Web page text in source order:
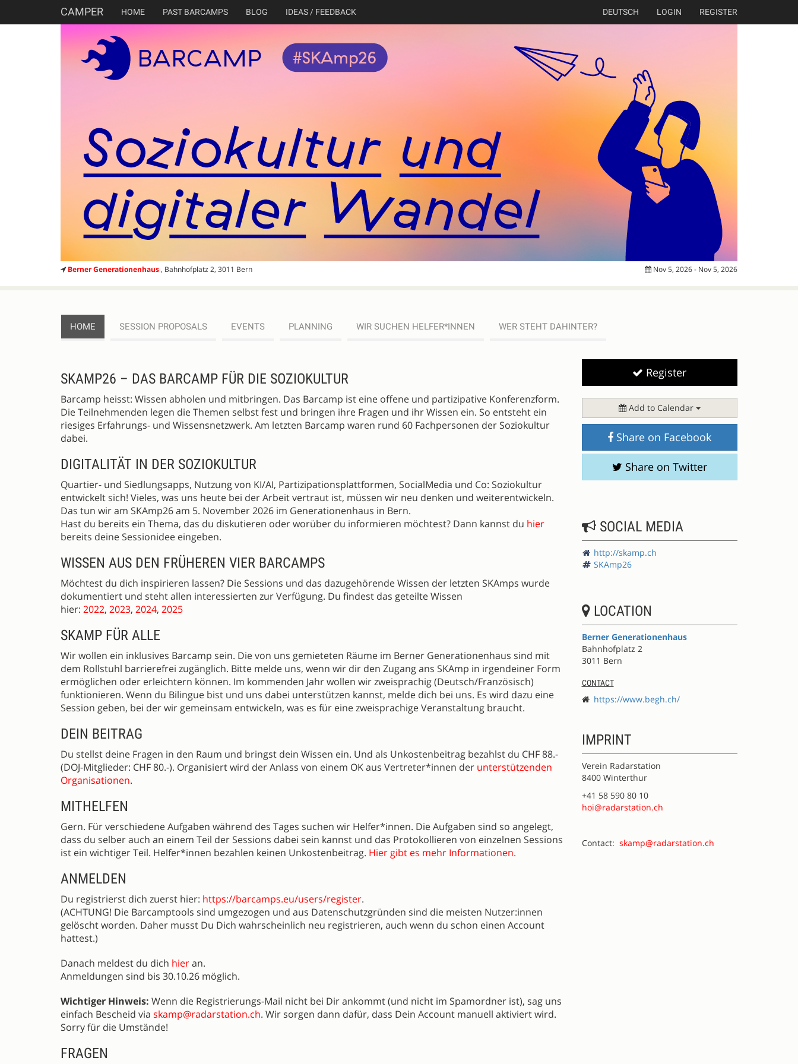
CAMPER HOME PAST BARCAMPS BLOG IDEAS / FEEDBACK DEUTSCH LOGIN REGISTER
Berner Generationenhaus, Bahnhofplatz 2, 3011 Bern Nov 5, 2026 - Nov 5, 2026
HOME SESSION PROPOSALS EVENTS PLANNING WIR SUCHEN HELFER*INNEN WER STEHT DAHINTER?
DESCRIPTION
SKAMP26 – DAS BARCAMP FÜR DIE SOZIOKULTUR
Barcamp heisst: Wissen abholen und mitbringen. Das Barcamp ist eine offene und partizipative Konferenzform.
Die Teilnehmenden legen die Themen selbst fest und bringen ihre Fragen und ihr Wissen ein. So entsteht ein
riesiges Erfahrungs- und Wissensnetzwerk. Am letzten Barcamp waren rund 60 Fachpersonen der Soziokultur
dabei.
DIGITALITÄT IN DER SOZIOKULTUR
Quartier- und Siedlungsapps, Nutzung von KI/AI, Partizipationsplattformen, SocialMedia und Co: Soziokultur
entwickelt sich! Vieles, was uns heute bei der Arbeit vertraut ist, müssen wir neu denken und weiterentwickeln.
Das tun wir am SKAmp26 am 5. November 2026 im Generationenhaus in Bern.
Hast du bereits ein Thema, das du diskutieren oder worüber du informieren möchtest? Dann kannst du hier
bereits deine Sessionidee eingeben.
WISSEN AUS DEN FRÜHEREN VIER BARCAMPS
Möchtest du dich inspirieren lassen? Die Sessions und das dazugehörende Wissen der letzten SKAmps wurde
dokumentiert und steht allen interessierten zur Verfügung. Du findest das geteilte Wissen
hier: 2022, 2023, 2024, 2025
SKAMP FÜR ALLE
Wir wollen ein inklusives Barcamp sein. Die von uns gemieteten Räume im Berner Generationenhaus sind mit
dem Rollstuhl barrierefrei zugänglich. Bitte melde uns, wenn wir dir den Zugang ans SKAmp in irgendeiner Form
ermöglichen oder erleichtern können. Im kommenden Jahr wollen wir zweisprachig (Deutsch/Französisch)
funktionieren. Wenn du Bilingue bist und uns dabei unterstützen kannst, melde dich bei uns. Es wird dazu eine
Session geben, bei der wir gemeinsam entwickeln, was es für eine zweisprachige Veranstaltung braucht.
DEIN BEITRAG
Du stellst deine Fragen in den Raum und bringst dein Wissen ein. Und als Unkostenbeitrag bezahlst du CHF 88.-
(DOJ-Mitglieder: CHF 80.-). Organisiert wird der Anlass von einem OK aus Vertreter*innen der unterstützenden
Organisationen.
MITHELFEN
Gern. Für verschiedene Aufgaben während des Tages suchen wir Helfer*innen. Die Aufgaben sind so angelegt,
dass du selber auch an einem Teil der Sessions dabei sein kannst und das Protokollieren von einzelnen Sessions
ist ein wichtiger Teil. Helfer*innen bezahlen keinen Unkostenbeitrag. Hier gibt es mehr Informationen.
ANMELDEN
Du registrierst dich zuerst hier: https://barcamps.eu/users/register.
(ACHTUNG! Die Barcamptools sind umgezogen und aus Datenschutzgründen sind die meisten Nutzer:innen
gelöscht worden. Daher musst Du Dich wahrscheinlich neu registrieren, auch wenn du schon einen Account
hattest.)
Danach meldest du dich hieran.
Anmeldungen sind bis 30.10.26 möglich.
Wichtiger Hinweis: Wenn die Registrierungs-Mail nicht bei Dir ankommt (und nicht im Spamordner ist), sag uns
einfach Bescheid via skamp@radarstation.ch. Wir sorgen dann dafür, dass Dein Account manuell aktiviert wird.
Sorry für die Umstände!
FRAGEN
Register
Add to Calendar
Share on Facebook
Share on Twitter
SOCIAL MEDIA
http://skamp.ch
SKAmp26
LOCATION
Berner Generationenhaus
Bahnhofplatz 2
3011 Bern
CONTACT
https://www.begh.ch/
IMPRINT
Verein Radarstation
8400 Winterthur
+41 58 590 80 10
hoi@radarstation.ch
Contact: skamp@radarstation.ch